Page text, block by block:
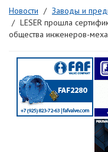
Новости
Заводы и
LESER прошла
общества инженеров-